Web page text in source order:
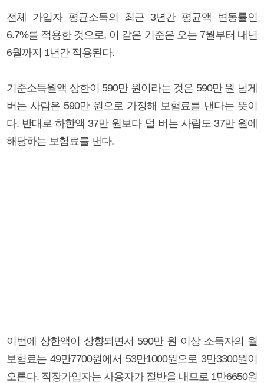
전체 가입자 평균소득의 최근 3년간 평균액 변동률인
6.7%를 적용한 것으로, 이 같은 기준은 오는 7월부터 내년
6월까지 1년간 적용된다.
기준소득월액 상한이 590만 원이라는 것은 590만 원 넘게
버는 사람은 590만 원으로 가정해 보험료를 낸다는 뜻이
다. 반대로 하한액 37만 원보다 덜 버는 사람도 37만 원에
해당하는 보험료를 낸다.
이번에 상한액이 상향되면서 590만 원 이상 소득자의 월
보험료는 49만7700원에서 53만1000원으로 3만3300원이
오른다. 직장가입자는 사용자가 절반을 내므로 1만6650원